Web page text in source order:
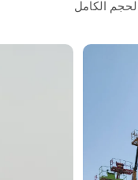
الكامل